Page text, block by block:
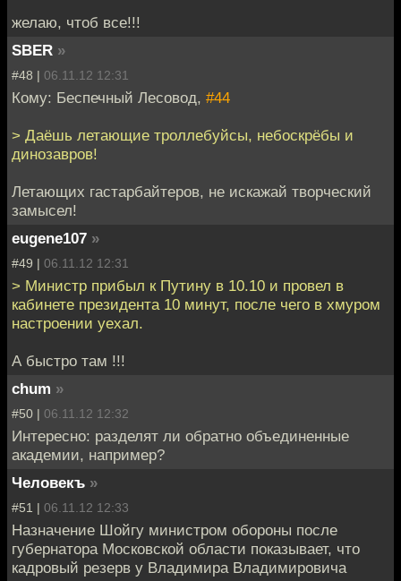
желаю, чтоб все!!!
SBER »
#48 | 06.11.12 12:31
Кому: Беспечный Лесовод, #44
> Даёшь летающие троллебуйсы, небоскрёбы и
динозавров!
Летающих гастарбайтеров, не искажай творческий
замысел!
eugene107 »
#49 | 06.11.12 12:31
> Министр прибыл к Путину в 10.10 и провел в
кабинете президента 10 минут, после чего в хмуром
настроении уехал.
А быстро там !!!
chum »
#50 | 06.11.12 12:32
Интересно: разделят ли обратно объединенные
академии, например?
Человекъ »
#51 | 06.11.12 12:33
Назначение Шойгу министром обороны после
губернатора Московской области показывает, что
кадровый резерв у Владимира Владимировича